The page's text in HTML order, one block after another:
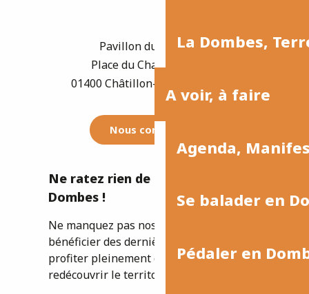
La Dombes,
A voir, à faire
Agenda,
Se balader en
Pédaler en
Pavillon du Tourisme
Place du Champ de Foire
01400 Châtillon-sur-Chalaronne
Nous contacter
Ne ratez rien de l'actualité de la
Dombes !
Ne manquez pas nos newsletters pour
bénéficier des dernières informations et
profiter pleinement de votre séjour ou
redécouvrir le territoire.